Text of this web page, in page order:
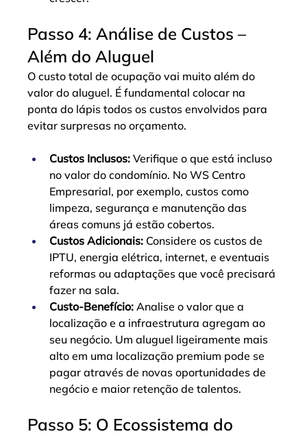
Passo 4: Análise de Custos –
Além do Aluguel
O custo total de ocupação vai muito além do
valor do aluguel. É fundamental colocar na
ponta do lápis todos os custos envolvidos para
evitar surpresas no orçamento.
Custos Inclusos: Verifique o que está incluso
no valor do condomínio. No WS Centro
Empresarial, por exemplo, custos como
limpeza, segurança e manutenção das
áreas comuns já estão cobertos.
Custos Adicionais: Considere os custos de
IPTU, energia elétrica, internet, e eventuais
reformas ou adaptações que você precisará
fazer na sala.
Custo-Benefício: Analise o valor que a
localização e a infraestrutura agregam ao
seu negócio. Um aluguel ligeiramente mais
alto em uma localização premium pode se
pagar através de novas oportunidades de
negócio e maior retenção de talentos.
Passo 5: O Ecossistema do